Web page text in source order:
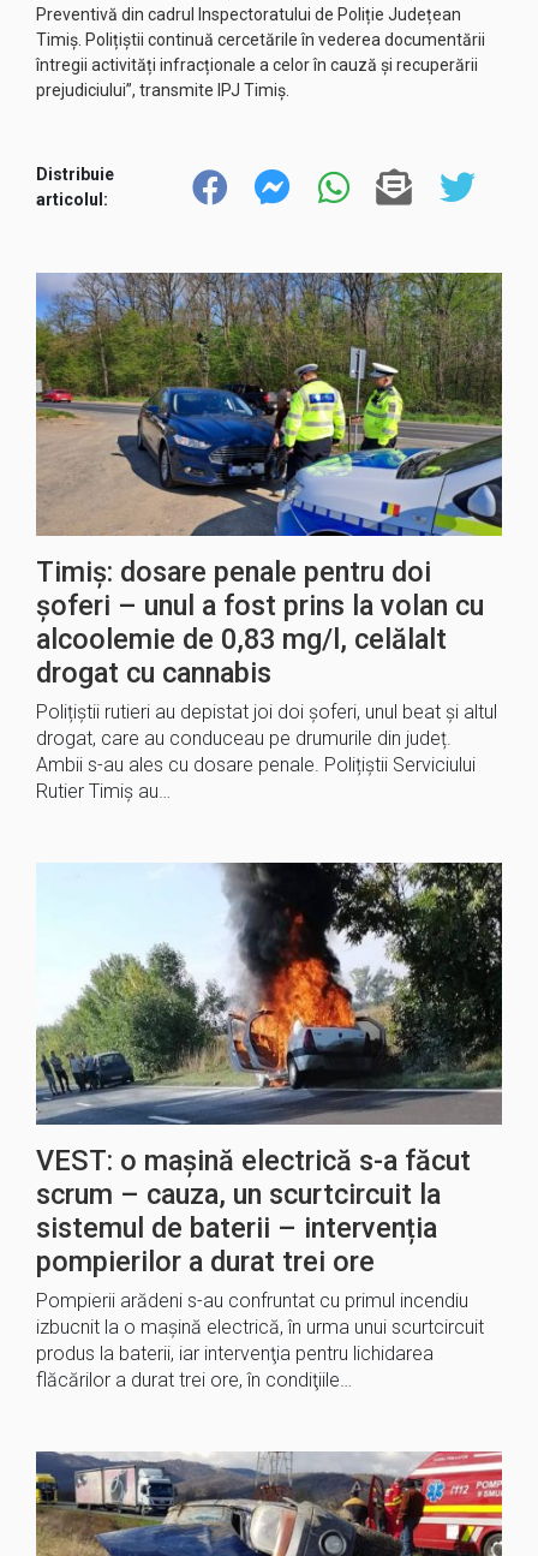
Preventivă din cadrul Inspectoratului de Poliție Județean
Timiș. Polițiștii continuă cercetările în vederea documentării
întregii activități infracționale a celor în cauză și recuperării
prejudiciului”, transmite IPJ Timiș.
Distribuie
articolul:
Timiș: dosare penale pentru doi
șoferi – unul a fost prins la volan cu
alcoolemie de 0,83 mg/l, celălalt
drogat cu cannabis
Polițiștii rutieri au depistat joi doi șoferi, unul beat și altul
drogat, care au conduceau pe drumurile din județ.
Ambii s-au ales cu dosare penale. Polițiștii Serviciului
Rutier Timiş au…
VEST: o mașină electrică s-a făcut
scrum – cauza, un scurtcircuit la
sistemul de baterii – intervenția
pompierilor a durat trei ore
Pompierii arădeni s-au confruntat cu primul incendiu
izbucnit la o maşină electrică, în urma unui scurtcircuit
produs la baterii, iar intervenţia pentru lichidarea
flăcărilor a durat trei ore, în condiţiile…